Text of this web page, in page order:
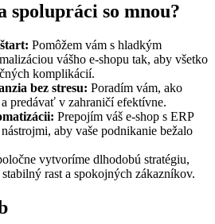
spolupráci so mnou?
Pomôžem vám s hladkým
vášho e-shopu tak, aby všetko
komplikácií.
bez stresu: Poradím vám, ako
predávať v zahraničí efektívne.
Prepojím váš e-shop s ERP
aby vaše podnikanie bežalo
vytvoríme dlhodobú stratégiu,
rast a spokojných zákazníkov.